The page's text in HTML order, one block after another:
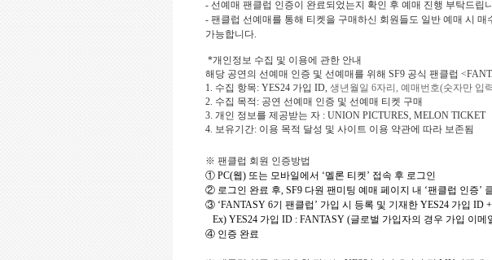
- 선예매 팬클럽 인증이 완료되었는지 확인 후 예매 진행 부탁드립
- 팬클럽 선예매를 통해 티켓을 구매하신 회원들도 일반 예매 시 매
가능합니다.
*개인정보 수집 및 이용에 관한 안내
해당 공연의 선예매 인증 및 선예매를 위해 SF9 공식 팬클럽
1. 수집 항목: YES24 가입 ID, 생년월일 6자리 , 예매번호(숫자만 입력
2. 수집 목적 : 공연 선예매 인증 및 선예매 티켓 구매
3. 개인 정보를 제공받는 자 : UNION PICTURES, MELON TICKET
4. 보유기간: 이용 목적 달성 및 사이트 이용 약관에 따라 보존됨
※ 팬클럽 회원 인증방법
① PC(웹) 또는 모바일에서 ‘멜론 티켓’ 접속 후 로그인
② 로그인 완료 후, SF9 다원 팬미팅 예매 페이지 내 ‘팬클럽 인증’
③ ‘FANTASY 6기 팬클럽’ 가입 시 등록 및 기재한 YES24 가입 ID +
Ex) YES24 가입 ID : FANTASY (글로벌 가입자의 경우 가입 이메
④ 인증 완료